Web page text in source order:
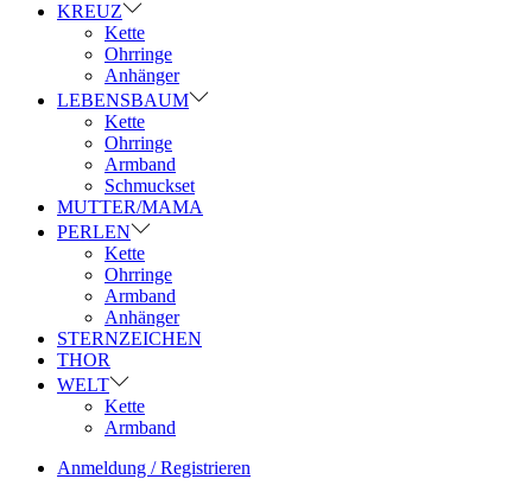
KREUZ
Kette
Ohrringe
Anhänger
LEBENSBAUM
Kette
Ohrringe
Armband
Schmuckset
MUTTER/MAMA
PERLEN
Kette
Ohrringe
Armband
Anhänger
STERNZEICHEN
THOR
WELT
Kette
Armband
Anmeldung / Registrieren